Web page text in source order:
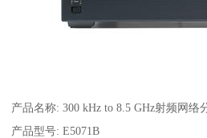
产品名称: 300 kHz to 8.5 GHz射频网络
产品型号: E5071B